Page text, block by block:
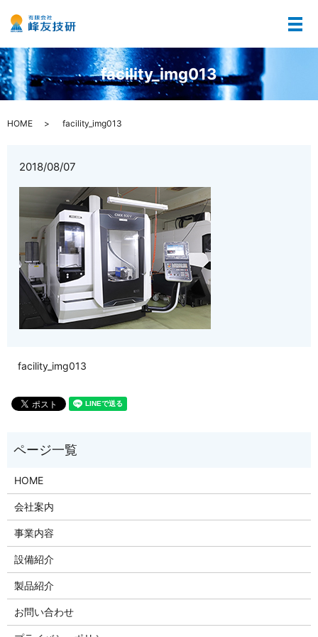
メ
facility_img013
HOME facility_img013
2018/08/07
facility_img013
HOME
会社案内
事業内容
設備紹介
製品紹介
お問い合わせ